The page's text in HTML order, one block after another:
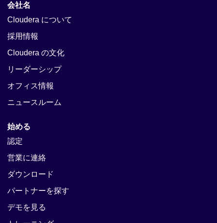
会社名
Cloudera について
採用情報
Cloudera の文化
リーダーシップ
オフィス情報
ニュースルーム
始める
認定
営業に連絡
ダウンロード
パートナーを探す
デモを見る